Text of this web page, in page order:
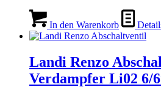
In den Warenkorb
Landi Renzo
Verdampfer Li02 6/